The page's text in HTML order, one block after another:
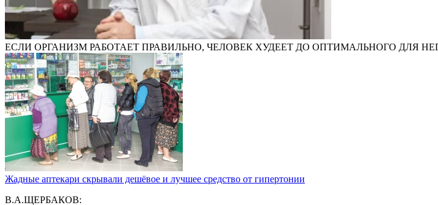
ЕСЛИ ОРГАНИЗМ РАБОТАЕТ ПРАВИЛЬНО, ЧЕЛОВЕК ХУДЕЕТ ДО ОПТИМАЛЬНОГО ДЛЯ
Жадные аптекари скрывали дешёвое и лучшее средство от гипертонии
В.A.ЩЕРБАКОВ: